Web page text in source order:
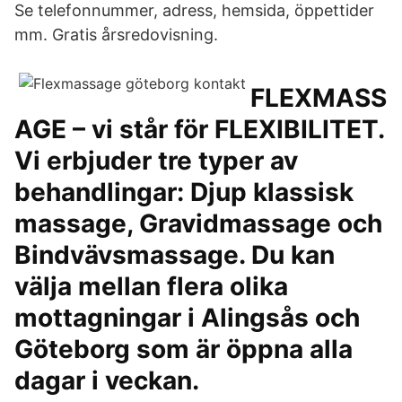
Se telefonnummer, adress, hemsida, öppettider
mm. Gratis årsredovisning.
FLEXMASS
AGE – vi står för FLEXIBILITET.
Vi erbjuder tre typer av
behandlingar: Djup klassisk
massage, Gravidmassage och
Bindvävsmassage. Du kan
välja mellan flera olika
mottagningar i Alingsås och
Göteborg som är öppna alla
dagar i veckan.